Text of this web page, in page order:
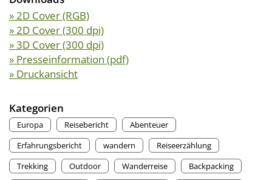
» 2D Cover (RGB)
» 2D Cover (300 dpi)
» 3D Cover (300 dpi)
» Presseinformation (pdf)
» Druckansicht
Kategorien
Europa Reisebericht
Abenteuer
Erfahrungsbericht
wandern
Reiseerzählung
Trekking
Outdoor Wanderreise
Backpacking